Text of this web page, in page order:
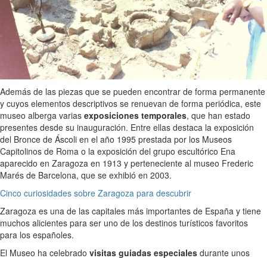
Además de las piezas que se pueden encontrar de forma permanente
y cuyos elementos descriptivos se renuevan de forma periódica, este
museo alberga varias exposiciones temporales, que han estado
presentes desde su inauguración. Entre ellas destaca la exposición
del Bronce de Áscoli en el año 1995 prestada por los Museos
Capitolinos de Roma o la exposición del grupo escultórico Ena
aparecido en Zaragoza en 1913 y perteneciente al museo Frederic
Marés de Barcelona, que se exhibió en 2003.
Cinco curiosidades sobre Zaragoza para descubrir
Zaragoza es una de las capitales más importantes de España y tiene
muchos alicientes para ser uno de los destinos turísticos favoritos
para los españoles.
El Museo ha celebrado visitas guiadas especiales durante unos